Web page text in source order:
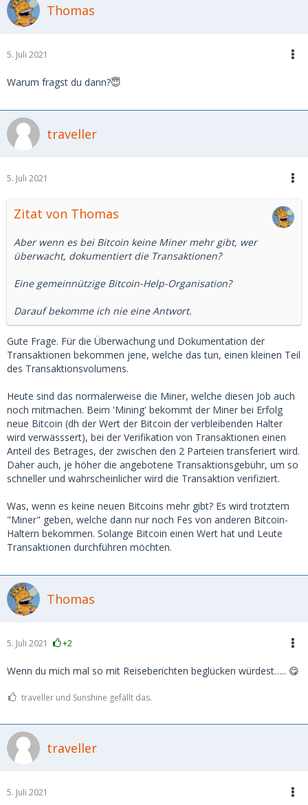
Thomas
5. Juli 2021
Warum fragst du dann?😇
traveller
5. Juli 2021
Zitat von Thomas
Aber wenn es bei Bitcoin keine Miner mehr gibt, wer
überwacht, dokumentiert die Transaktionen?
Eine gemeinnützige Bitcoin-Help-Organisation?
Darauf bekomme ich nie eine Antwort.
Gute Frage. Für die Überwachung und Dokumentation der
Transaktionen bekommen jene, welche das tun, einen kleinen Teil
des Transaktionsvolumens.
Heute sind das normalerweise die Miner, welche diesen Job auch
noch mitmachen. Beim 'Mining' bekommt der Miner bei Erfolg
neue Bitcoin (dh der Wert der Bitcoin der verbleibenden Halter
wird verwässsert), bei der Verifikation von Transaktionen einen
Anteil des Betrages, der zwischen den 2 Parteien transferiert wird.
Daher auch, je höher die angebotene Transaktionsgebühr, um so
schneller und wahrscheinlicher wird die Transaktion verifiziert.
Was, wenn es keine neuen Bitcoins mehr gibt? Es wird trotztem
"Miner" geben, welche dann nur noch Fes von anderen Bitcoin-
Haltern bekommen. Solange Bitcoin einen Wert hat und Leute
Transaktionen durchführen möchten.
Thomas
5. Juli 2021 +2
Wenn du mich mal so mit Reiseberichten beglücken würdest….. 😋
traveller und Sunshine gefällt das.
traveller
5. Juli 2021